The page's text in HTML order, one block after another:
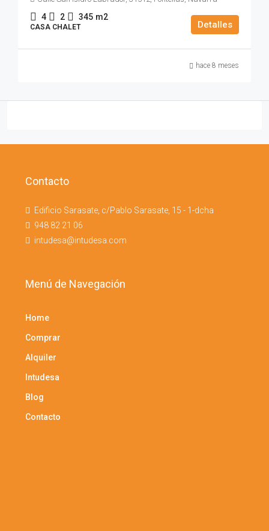
4 2 345 m2
CASA CHALET Detalles
hace 8 meses
Contacto
Edificio Sarasate, c/Pablo Sarasate, 15 - 1-dcha
948 82 21 06
intudesa@intudesa.com
Menú de Navegación
Home
Comprar
Alquiler
Intudesa
Blog
Contacto